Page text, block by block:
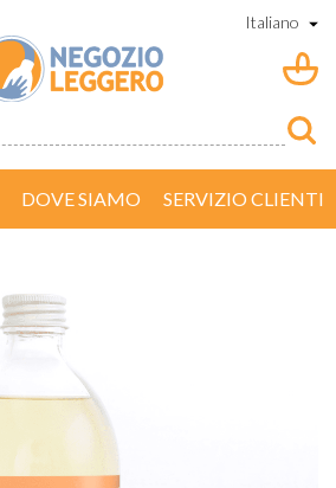
DOVE SIAMO SERVIZIO CLIENTI